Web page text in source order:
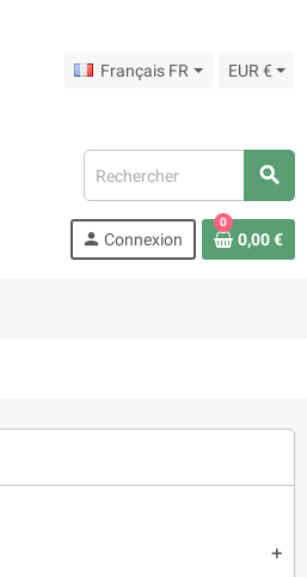
Français FR EUR €
search
person Connexion
0
0,00 €
add